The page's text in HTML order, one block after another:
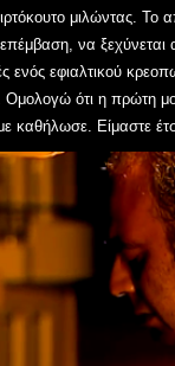
μιλώντας. Το
επέμβαση, να
ενός εφιαλτικού
Ομολογώ ότι η πρώτη
καθήλωσε. Είμαστε